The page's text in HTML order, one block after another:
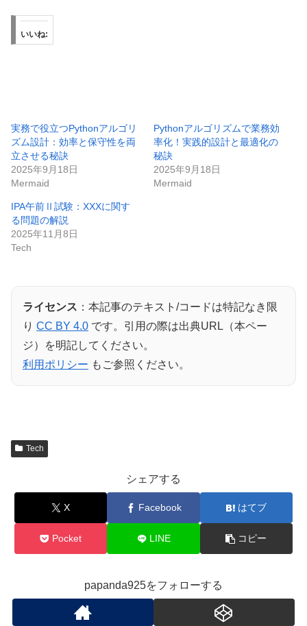
いいね:
実務で役立つPythonアルゴリ
ズム設計：効率と保守性を両
立させる秘訣
2025年9月18日
Mermaid
Pythonアルゴリズムで業務効
率化！実践的設計と最適化の
秘訣
2025年9月18日
Mermaid
IPA午前Ⅱ試験：XXXに関す
る問題の解説
2025年11月8日
Tech
ライセンス ：本記事のテキスト/コードは特記なき限
り CC BY 4.0 です。引用の際は出典URL（本ペー
ジ）を明記してください。
利用ポリシー もご参照ください。
Tech
シェアする
X Facebook はてブ
Pocket LINE コピー
papanda925をフォローする